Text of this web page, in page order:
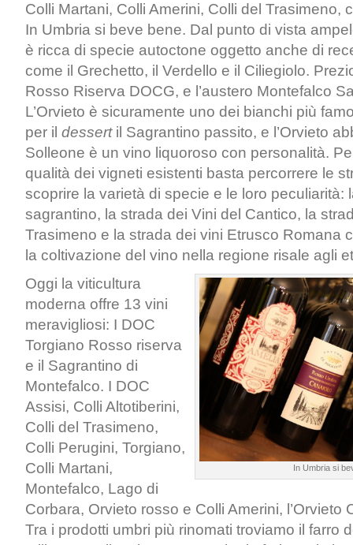
Colli Martani, Colli Amerini, Colli del Trasimeno,
In Umbria si beve bene. Dal punto di vista
è ricca di specie autoctone oggetto anche di
come il Grechetto, il Verdello e il Ciliegiolo.
Rosso Riserva DOCG, e l’austero Montefalco
L’Orvieto è sicuramente uno dei bianchi più
per il dessertil Sagrantino passito, e l’Orvieto
Solleone è un vino liquoroso con personalità.
qualità dei vigneti esistenti basta percorrere le
scoprire la varietà di specie e le loro peculiarità:
sagrantino, la strada dei Vini del Cantico, la
Trasimeno e la strada dei vini Etrusco Romana
la coltivazione del vino nella regione risale agli
In Umbria si
Oggi la viticultura
moderna offre 13 vini
meravigliosi: I DOC
Torgiano Rosso riserva
e il Sagrantino di
Montefalco. I DOC
Assisi, Colli Altotiberini,
Colli del Trasimeno,
Colli Perugini, Torgiano,
Colli Martani,
Montefalco, Lago di
Corbara, Orvieto rosso e Colli Amerini, l’Orvieto
Tra i prodotti umbri più rinomati troviamo il farro